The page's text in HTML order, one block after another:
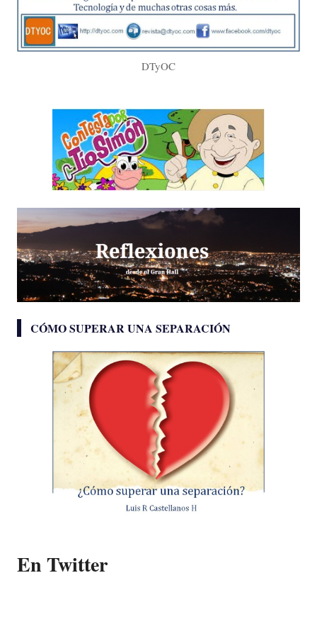
DTyOC
CÓMO SUPERAR UNA SEPARACIÓN
En Twitter